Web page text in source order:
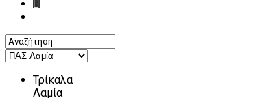
Τρίκαλα
Λαμία